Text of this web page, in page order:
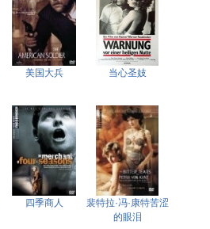
美国大兵 当心圣妓
四季商人
裴特拉·冯·康特苦涩
的眼泪